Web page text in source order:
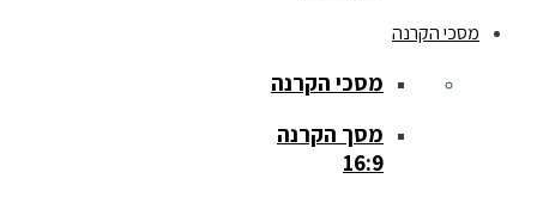
מסכי הקרנה
מסכי הקרנה
מסך הקרנה
16:9